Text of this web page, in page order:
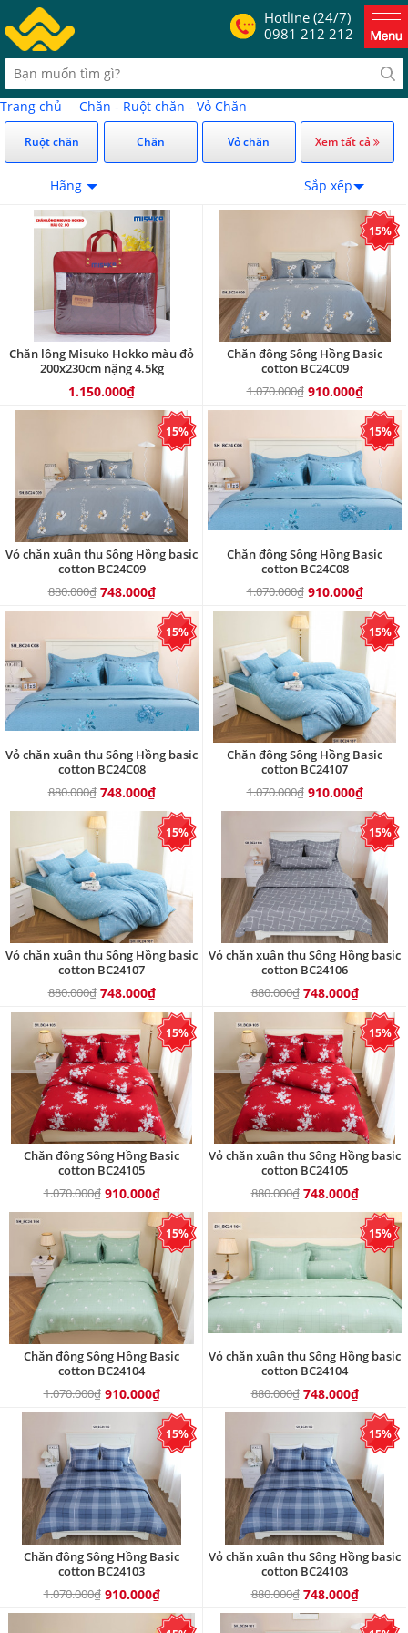
Hotline (24/7)
0981 212 212
Trang chủ Chăn - Ruột chăn - Vỏ Chăn
Ruột chăn Chăn Vỏ chăn Xem tất cả
Hãng Sắp xếp
Chăn lông Misuko Hokko màu đỏ
200x230cm nặng 4.5kg
1.150.000₫
15%
Chăn đông Sông Hồng Basic
cotton BC24C09
1.070.000₫ 910.000₫
15%
Vỏ chăn xuân thu Sông Hồng basic
cotton BC24C09
880.000₫ 748.000₫
15%
Chăn đông Sông Hồng Basic
cotton BC24C08
1.070.000₫ 910.000₫
15%
Vỏ chăn xuân thu Sông Hồng basic
cotton BC24C08
880.000₫ 748.000₫
15%
Chăn đông Sông Hồng Basic
cotton BC24107
1.070.000₫ 910.000₫
15%
Vỏ chăn xuân thu Sông Hồng basic
cotton BC24107
880.000₫ 748.000₫
15%
Vỏ chăn xuân thu Sông Hồng basic
cotton BC24106
880.000₫ 748.000₫
15%
Chăn đông Sông Hồng Basic
cotton BC24105
1.070.000₫ 910.000₫
15%
Vỏ chăn xuân thu Sông Hồng basic
cotton BC24105
880.000₫ 748.000₫
15%
Chăn đông Sông Hồng Basic
cotton BC24104
1.070.000₫ 910.000₫
15%
Vỏ chăn xuân thu Sông Hồng basic
cotton BC24104
880.000₫ 748.000₫
15%
Chăn đông Sông Hồng Basic
cotton BC24103
1.070.000₫ 910.000₫
15%
Vỏ chăn xuân thu Sông Hồng basic
cotton BC24103
880.000₫ 748.000₫